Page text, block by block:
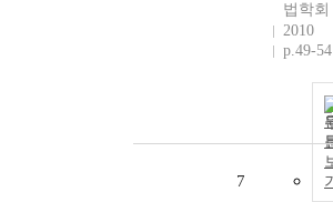
법학회
2010
p.49-54
7